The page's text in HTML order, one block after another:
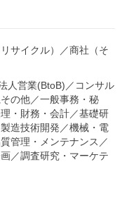
お知らせ
サイクル） ／商社（そ
人営業(BtoB) ／ コンサル
の他／一般事務・秘
・財務・会計／基礎研
造技術開発 ／機械・電
管理・メンテナンス ／
／調査研究・マーケテ